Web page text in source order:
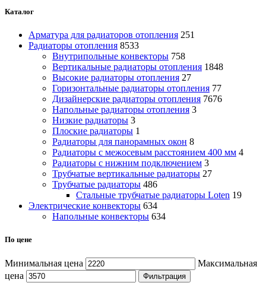
Каталог
Арматура для радиаторов отопления 251
Радиаторы отопления 8533
Внутрипольные конвекторы 758
Вертикальные радиаторы отопления 1848
Высокие радиаторы отопления 27
Горизонтальные радиаторы отопления 77
Дизайнерские радиаторы отопления 7676
Напольные радиаторы отопления 3
Низкие радиаторы 3
Плоские радиаторы 1
Радиаторы для панорамных окон 8
Радиаторы с межосевым расстоянием 400 мм 4
Радиаторы с нижним подключением 3
Трубчатые вертикальные радиаторы 27
Трубчатые радиаторы 486
Cтальные трубчатые радиаторы Loten 19
Электрические конвекторы 634
Напольные конвекторы 634
По цене
Минимальная цена
Максимальная
цена
Фильтрация